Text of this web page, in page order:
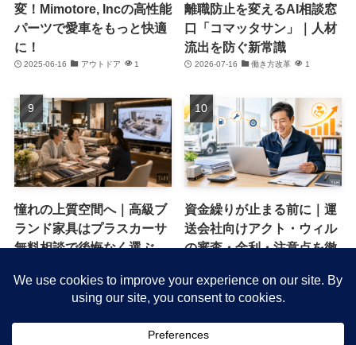
変！Mimotore, Incの高性能
パーツで愛車をもっと快適
に！
2025-06-16 アウトドア 1
離職防止を変えるAI相談窓
口「コマッタサン」｜人材
流出を防ぐ新常識
2026-07-16 働き方改革 1
憧れの上質空間へ｜高級ブ
ランド家具はプラスカーサ
無料相談で後悔なく選ぶ
1
資金繰りが止まる前に｜運
送会社向けアクト・ウィル
の審査・金利・注意点を徹
2026-06-09 節約・コスト削減 1